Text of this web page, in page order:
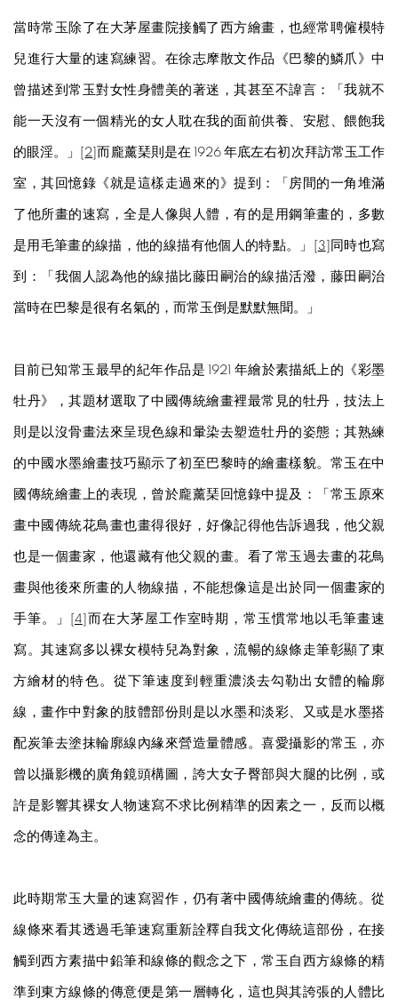
當時常玉除了在大茅屋畫院接觸了西方繪畫，也經常聘僱模特
兒進行大量的速寫練習。在徐志摩散文作品《巴黎的鱗爪》中
曾描述到常玉對女性身體美的著迷，其甚至不諱言：「我就不
能一天沒有一個精光的女人耽在我的面前供養、安慰、餵飽我
的眼淫。」[ 2 ]而龐薰琹則是在 1926 年底左右初次拜訪常玉工作
室，其回憶錄《就是這樣走過來的》提到：「房間的一角堆滿
了他所畫的速寫，全是人像與人體，有的是用鋼筆畫的，多數
是用毛筆畫的線描，他的線描有他個人的特點。」[ 3 ]同時也寫
到：「我個人認為他的線描比藤田嗣治的線描活潑，藤田嗣治
當時在巴黎是很有名氣的，而常玉倒是默默無聞。」
目前已知常玉最早的紀年作品是 1921 年繪於素描紙上的《彩墨
牡丹》，其題材選取了中國傳統繪畫裡最常見的牡丹，技法上
則是以沒骨畫法來呈現色線和暈染去塑造牡丹的姿態；其熟練
的中國水墨繪畫技巧顯示了初至巴黎時的繪畫樣貌。常玉在中
國傳統繪畫上的表現，曾於龐薰琹回憶錄中提及：「常玉原來
畫中國傳統花鳥畫也畫得很好，好像記得他告訴過我，他父親
也是一個畫家，他還藏有他父親的畫。看了常玉過去畫的花鳥
畫與他後來所畫的人物線描，不能想像這是出於同一個畫家的
手筆。」[ 4 ]而在大茅屋工作室時期，常玉慣常地以毛筆畫速
寫。其速寫多以裸女模特兒為對象，流暢的線條走筆彰顯了東
方繪材的特色。從下筆速度到輕重濃淡去勾勒出女體的輪廓
線，畫作中對象的肢體部份則是以水墨和淡彩、又或是水墨搭
配炭筆去塗抹輪廓線內緣來營造量體感。喜愛攝影的常玉，亦
曾以攝影機的廣角鏡頭構圖，誇大女子臀部與大腿的比例，或
許是影響其裸女人物速寫不求比例精準的因素之一，反而以概
念的傳達為主。
此時期常玉大量的速寫習作，仍有著中國傳統繪畫的傳統。從
線條來看其透過毛筆速寫重新詮釋自我文化傳統這部份，在接
觸到西方素描中鉛筆和線條的觀念之下，常玉自西方線條的精
準到東方線條的傳意便是第一層轉化，這也與其誇張的人體比